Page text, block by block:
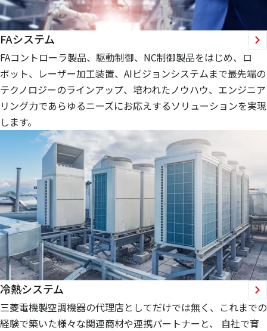
FAシステム
FAコントローラ製品、駆動制御、NC制御製品をはじめ、ロ
ボット、レーザー加工装置、AIビジョンシステムまで最先端の
テクノロジーのラインアップ、培われたノウハウ、エンジニア
リング力であらゆるニーズにお応えするソリューションを実現
します。
冷熱システム
三菱電機製空調機器の代理店としてだけでは無く、これまでの
経験で築いた様々な関連商材や連携パートナーと、 自社で育